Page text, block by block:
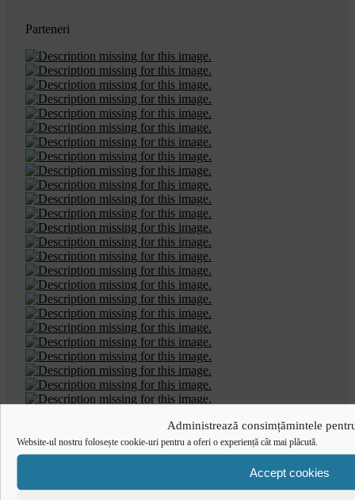
Administrează consimțămintele
Website-ul nostru folosește cookie-uri pentru a oferi o experiență cât mai plăcută.
Accept cookies
Parteneri